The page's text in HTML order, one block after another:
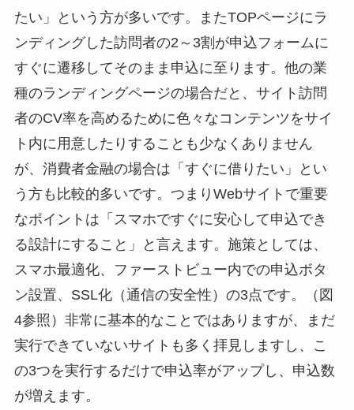
たい」という方が多いです。またTOPページにラ
ンディングした訪問者の2～3割が申込フォームに
すぐに遷移してそのまま申込に至ります。他の業
種のランディングページの場合だと、サイト訪問
者のCV率を高めるために色々なコンテンツをサイ
ト内に用意したりすることも少なくありません
が、消費者金融の場合は「すぐに借りたい」とい
う方も比較的多いです。つまりWebサイトで重要
なポイントは「スマホですぐに安心して申込でき
る設計にすること」と言えます。施策としては、
スマホ最適化、ファーストビュー内での申込ボタ
ン設置、SSL化（通信の安全性）の3点です。（図
4参照）非常に基本的なことではありますが、まだ
実行できていないサイトも多く拝見しますし、こ
の3つを実行するだけで申込率がアップし、申込数
が増えます。